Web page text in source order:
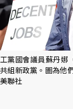
工黨國會議員蘇丹娜
共組新政黨。圖為他
美聯社